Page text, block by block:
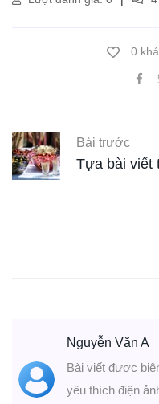
0
Bài trước
Tựa bài viết
Nguyễn Văn A
Bài viết được
yêu thích điện